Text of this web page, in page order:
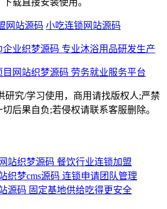
载直接安装使用。
网站源码 小吃连锁网站源码
企业织梦源码 专业沐浴用品研发生产
目网站织梦源码 劳务就业服务平台
研究/学习使用，商用请找版权人;严禁
后果自负;若侵权请联系客服删除。
站织梦源码 餐饮行业连锁加盟
织梦cms源码 连锁申请团队管理
源码 固定基地供给吃得更安全